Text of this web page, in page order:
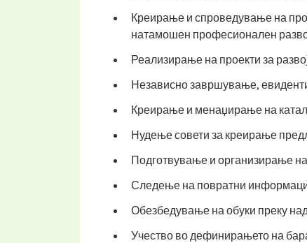
Креирање и спроведување на
натамошен професионален
Реализирање на проекти за
Независно завршување,
Креирање и менаџирање на
Нудење совети за креирање
Подготвување и организирање
Следење на повратни
Обезбедување на обуки преку
Учество во дефинирањето на